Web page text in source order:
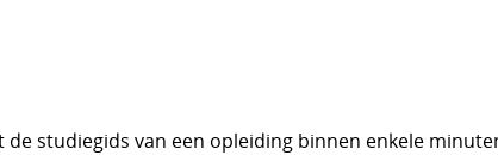
studiegids van een opleiding binnen enkele